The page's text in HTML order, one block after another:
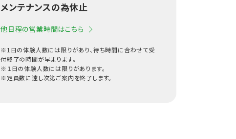
メンテナンスの為休止
他日程の営業時間はこちら
※1日の体験人数には限りがあり、待ち時間に合わせて受
付終了の時間が早まります。
※１⽇の体験⼈数には限りがあります。
※定員数に達し次第ご案内を終了します。